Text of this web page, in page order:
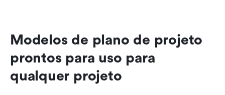
Modelos de plano de projeto
prontos para uso para
qualquer projeto